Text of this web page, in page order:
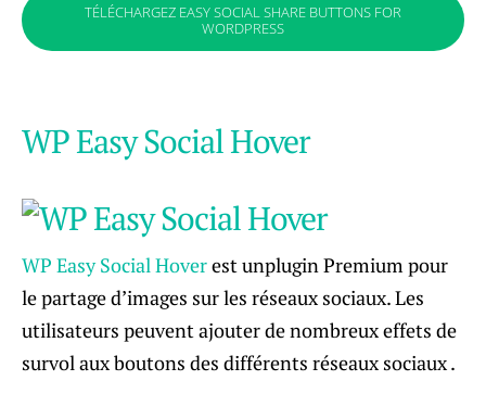
TÉLÉCHARGEZ EASY SOCIAL SHARE BUTTONS FOR
WORDPRESS
WP Easy Social Hover
WP Easy Social Hoverest unplugin Premium pour
le partage d’images sur les réseaux sociaux. Les
utilisateurs peuvent ajouter de nombreux effets de
survol aux boutons des différents réseaux sociaux .